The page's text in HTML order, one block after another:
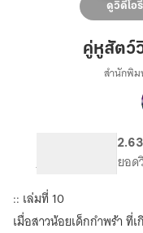
สัตว์
วิญญ
::
เล่ม
ดูวิดีโอ
คู่หูสัตว์
สำนักพิ
จำนวนหน้า (A5) ยอด
:: เล่มที่ 10
เมื่อสาวน้อยเด็กกำพร้า